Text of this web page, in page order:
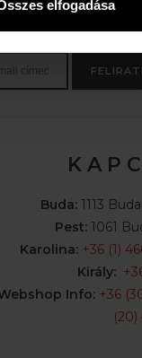
elfogadása
K A P
Buda:1113
Pest:1061
Karolina: +36 (1)
Király:
Info: +36
(20)